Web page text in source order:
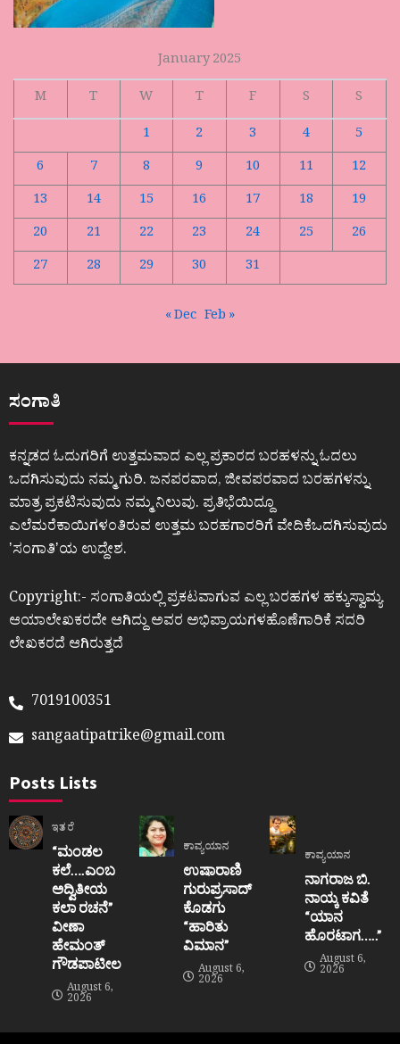
January 2025
M
T W T F S
S
1
2 3 4
5
6
7 8 9 10 11
12
13
14 15 16 17 18
19
20
21 22 23 24 25
26
27
28 29 30 31
« Dec Feb »
ಸಂಗಾತಿ
ಕನ್ನಡದ ಓದುಗರಿಗೆ ಉತ್ತಮವಾದ ಎಲ್ಲ ಪ್ರಕಾರದ ಬರಹಳನ್ನು ಓದಲು
ಒದಗಿಸುವುದು ನಮ್ಮ ಗುರಿ. ಜನಪರವಾದ, ಜೀವಪರವಾದ ಬರಹಗಳನ್ನು
ಮಾತ್ರ ಪ್ರಕಟಿಸುವುದು ನಮ್ಮ ನಿಲುವು. ಪ್ರತಿಭೆಯಿದ್ದೂ
ಎಲೆಮರೆಕಾಯಿಗಳಂತಿರುವ ಉತ್ತಮ ಬರಹಗಾರರಿಗೆ ವೇದಿಕೆಒದಗಿಸುವುದು
ʼಸಂಗಾತಿʼಯ ಉದ್ದೇಶ.
Copyright:- ಸಂಗಾತಿಯಲ್ಲಿ ಪ್ರಕಟವಾಗುವ ಎಲ್ಲ ಬರಹಗಳ ಹಕ್ಕುಸ್ವಾಮ್ಯ
ಆಯಾಲೇಖಕರದೇ ಆಗಿದ್ದು ಅವರ ಅಭಿಪ್ರಾಯಗಳಹೊಣೆಗಾರಿಕೆ ಸದರಿ
ಲೇಖಕರದೆ ಆಗಿರುತ್ತದೆ
7019100351
sangaatipatrike@gmail.com
Posts Lists
ಇತರೆ
“ಮಂಡಲ
ಕಲೆ….ಎಂಬ
ಅದ್ವಿತೀಯ
ಕಲಾ ರಚನೆ”‌
ವೀಣಾ
ಹೇಮಂತ್‌
ಗೌಡಪಾಟೀಲ
August 6,
2026
ಕಾವ್ಯಯಾನ
ಉಷಾರಾಣಿ
ಗುರುಪ್ರಸಾದ್
ಕೊಡಗು
“ಹಾರಿತು
ವಿಮಾನ”
August 6,
2026
ಕಾವ್ಯಯಾನ
ನಾಗರಾಜ ಬಿ.
ನಾಯ್ಕ ಕವಿತೆ
“ಯಾನ
ಹೊರಟಾಗ…..”
August 6,
2026